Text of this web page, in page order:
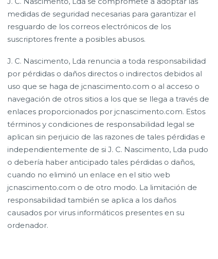
medidas de seguridad necesarias para garantizar el
resguardo de los correos electrónicos de los
suscriptores frente a posibles abusos.
J. C. Nascimento, Lda renuncia a toda responsabilidad
por pérdidas o daños directos o indirectos debidos al
uso que se haga de jcnascimento.com o al acceso o
navegación de otros sitios a los que se llega a través de
enlaces proporcionados por jcnascimento.com. Estos
términos y condiciones de responsabilidad legal se
aplican sin perjuicio de las razones de tales pérdidas e
independientemente de si J. C. Nascimento, Lda pudo
o debería haber anticipado tales pérdidas o daños,
cuando no eliminó un enlace en el sitio web
jcnascimento.com o de otro modo. La limitación de
responsabilidad también se aplica a los daños
causados ​​por virus informáticos presentes en su
ordenador.